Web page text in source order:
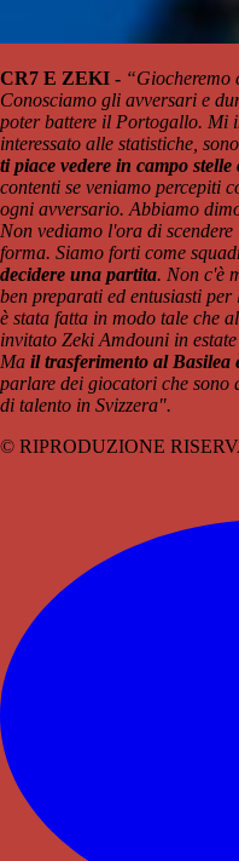
CR7 E ZEKI - “Giocheremo
Conosciamo gli avversari e
poter battere il Portogallo. Mi
interessato alle statistiche,
ti piace vedere in campo
contenti se veniamo percepiti
ogni avversario. Abbiamo
Non vediamo l'ora di
forma. Siamo forti come
decidere una partita. Non c'è
ben preparati ed entusiasti per
è stata fatta in modo tale che
invitato Zeki Amdouni in
Ma il trasferimento al Basilea
parlare dei giocatori che
di talento in Svizzera".
© RIPRODUZIONE